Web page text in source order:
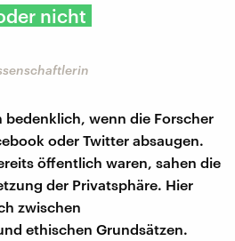
nicht
bedenklich, wenn die Forscher
oder Twitter absaugen.
öffentlich waren, sahen die
der Privatsphäre. Hier
zwischen
ethischen Grundsätzen.